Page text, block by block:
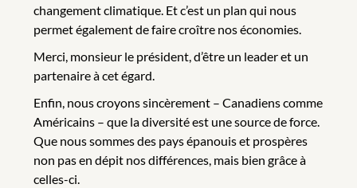
changement climatique. Et c’est un plan qui nous
permet également de faire croître nos économies.
Merci, monsieur le président, d’être un leader et un
partenaire à cet égard.
Enfin, nous croyons sincèrement – Canadiens comme
Américains – que la diversité est une source de force.
Que nous sommes des pays épanouis et prospères
non pas en dépit nos différences, mais bien grâce à
celles-ci.